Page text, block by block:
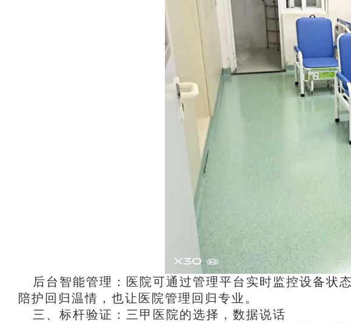
后台智能管理：医院可通过管理平台实时监控设备状
陪护回归温情，也让医院管理回归专业。
三、标杆验证：三甲医院的选择，数据说话